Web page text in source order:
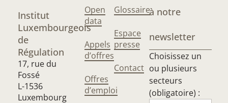
Institut
Luxembourgeois
de
Régulation
17, rue du
Fossé
L-1536
Luxembourg
Open
data
Appels
d’offres
Offres
d’emploi
Glossaire
Espace
presse
Contact
à notre
newsletter
Choisissez un
ou plusieurs
secteurs
(obligatoire) :